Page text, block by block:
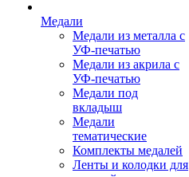
Медали
Медали из металла с
УФ-печатью
Медали из акрила с
УФ-печатью
Медали под
вкладыш
Медали
тематические
Комплекты медалей
Ленты и колодки для